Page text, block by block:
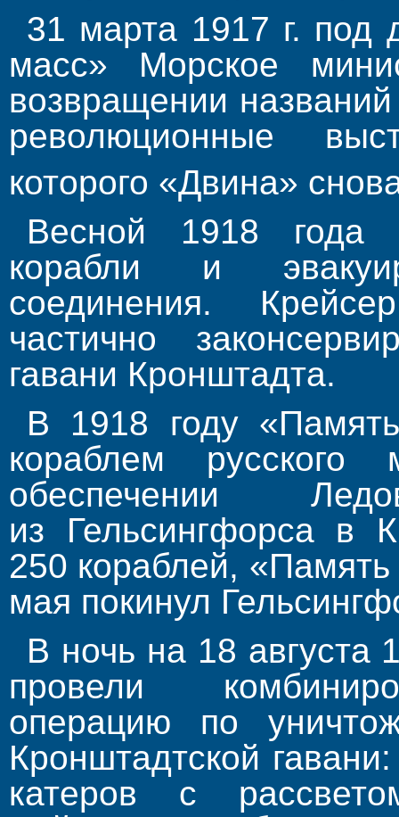
31 мар­та 1917 г. под
масс» Морское
возвращении
революционные
которого «Дви­на»
Весной 1918 года
корабли и
соединения.
частично
гавани Кронштадта.
В 1918 году
кораблем русского
обеспечении
из Гельсингфорса в
250 кораблей,
мая покинул
В ночь на 18 августа
провели
операцию по
Кронштадтской
катеров с